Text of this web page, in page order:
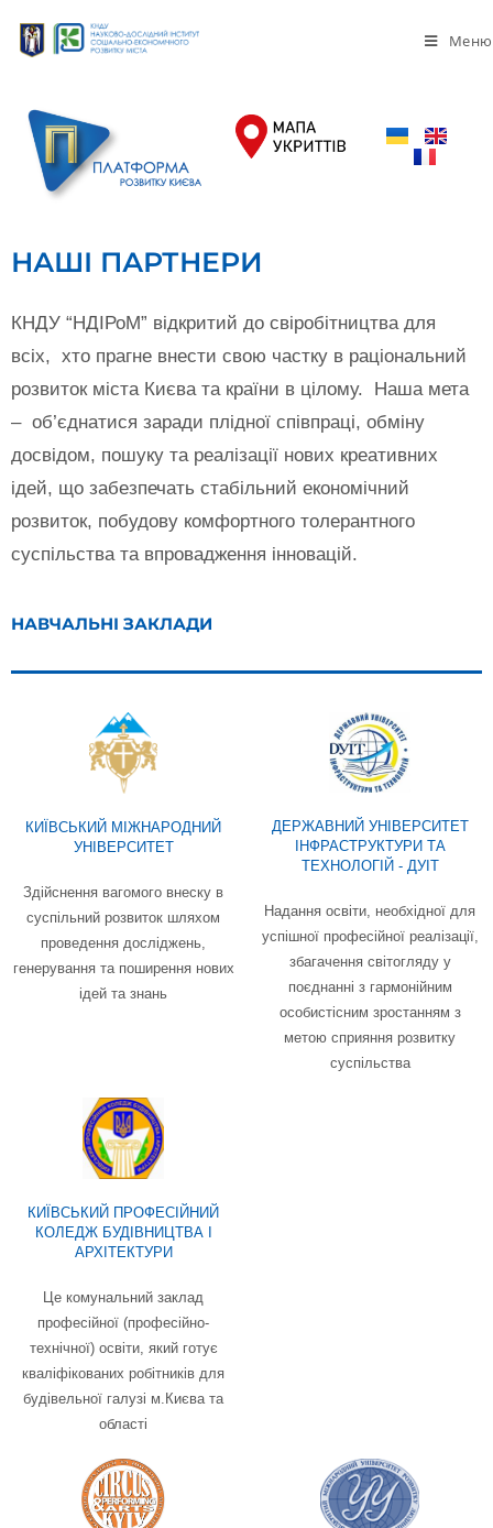
Меню
НАШІ ПАРТНЕРИ
КНДУ “НДІРоМ” відкритий до свіробітництва для
всіх, хто прагне внести свою частку в раціональний
розвиток міста Києва та країни в цілому. Наша мета
– об’єднатися заради плідної співпраці, обміну
досвідом, пошуку та реалізації нових креативних
ідей, що забезпечать стабільний економічний
розвиток, побудову комфортного толерантного
суспільства та впровадження інновацій.
НАВЧАЛЬНІ ЗАКЛАДИ
КИЇВСЬКИЙ МІЖНАРОДНИЙ
УНІВЕРСИТЕТ
Здійснення вагомого внеску в
суспільний розвиток шляхом
проведення досліджень,
генерування та поширення нових
ідей та знань
ДЕРЖАВНИЙ УНІВЕРСИТЕТ
ІНФРАСТРУКТУРИ ТА
ТЕХНОЛОГІЙ - ДУІТ
Надання освіти, необхідної для
успішної професійної реалізації,
збагачення світогляду у
поєднанні з гармонійним
особистісним зростанням з
метою сприяння розвитку
суспільства
КИЇВСЬКИЙ ПРОФЕСІЙНИЙ
КОЛЕДЖ БУДІВНИЦТВА І
АРХІТЕКТУРИ
Це комунальний заклад
професійної (професійно-
технічної) освіти, який готує
кваліфікованих робітників для
будівельної галузі м.Києва та
області